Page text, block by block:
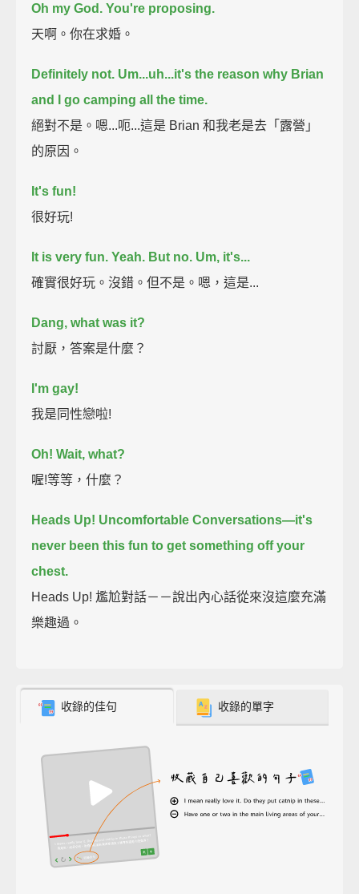
Oh my God. You're proposing.
天啊。你在求婚。
Definitely not. Um...uh...it's the reason why Brian
and I go camping all the time.
絕對不是。嗯...呃...這是 Brian 和我老是去「露營」
的原因。
It's fun!
很好玩!
It is very fun. Yeah. But no. Um, it's...
確實很好玩。沒錯。但不是。嗯，這是...
Dang, what was it?
討厭，答案是什麼？
I'm gay!
我是同性戀啦!
Oh! Wait, what?
喔!等等，什麼？
Heads Up! Uncomfortable Conversations—it's
never been this fun to get something off your
chest.
Heads Up! 尷尬對話－－說出內心話從來沒這麼充滿
樂趣過。
收錄的佳句 收錄的單字